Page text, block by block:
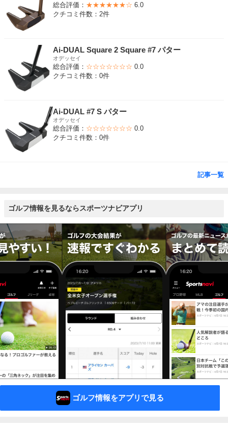
総合評価： ★★★★★★☆ 6.0
クチコミ件数：2件
Ai-DUAL Square 2 Square #7 パター
オデッセイ
総合評価： ☆☆☆☆☆☆☆ 0.0
クチコミ件数：0件
Ai-DUAL #7 S パター
オデッセイ
総合評価： ☆☆☆☆☆☆☆ 0.0
クチコミ件数：0件
記事一覧
ゴルフ情報を見るならスポーツナビアプリ
ゴルフ情報をアプリで見る